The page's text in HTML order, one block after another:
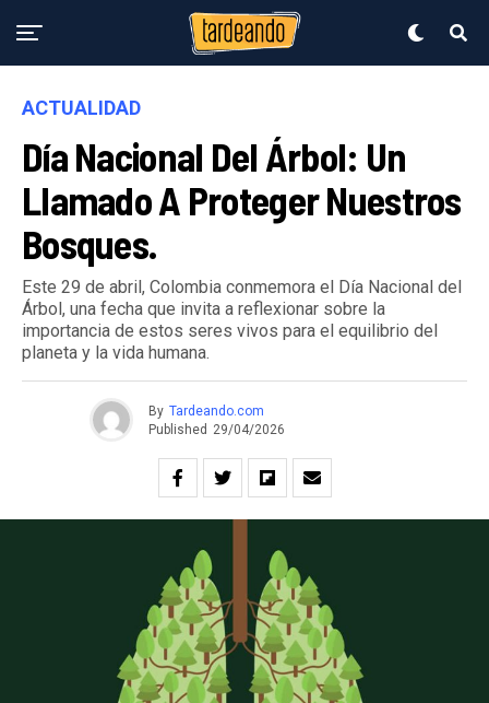
ACTUALIDAD
Día Nacional Del Árbol: Un
Llamado A Proteger Nuestros
Bosques.
Este 29 de abril, Colombia conmemora el Día Nacional del
Árbol, una fecha que invita a reflexionar sobre la
importancia de estos seres vivos para el equilibrio del
planeta y la vida humana.
By Tardeando.com
Published 29/04/2026